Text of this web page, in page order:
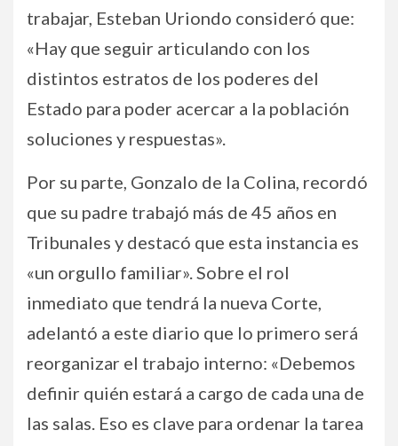
trabajar, Esteban Uriondo consideró que:
«Hay que seguir articulando con los
distintos estratos de los poderes del
Estado para poder acercar a la población
soluciones y respuestas».
Por su parte, Gonzalo de la Colina, recordó
que su padre trabajó más de 45 años en
Tribunales y destacó que esta instancia es
«un orgullo familiar». Sobre el rol
inmediato que tendrá la nueva Corte,
adelantó a este diario que lo primero será
reorganizar el trabajo interno: «Debemos
definir quién estará a cargo de cada una de
las salas. Eso es clave para ordenar la tarea